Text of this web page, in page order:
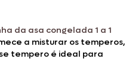
da asa congelada 1 a 1
a misturar os temperos,
tempero é ideal para